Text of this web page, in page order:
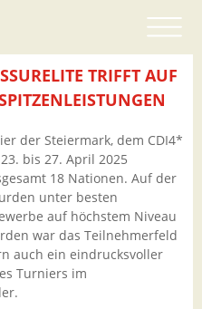
TRIFFT AUF
der Steiermark, dem CDI4*
bis 27. April 2025
18 Nationen. Auf der
unter besten
auf höchstem Niveau
war das Teilnehmerfeld
auch ein eindrucksvoller
Turniers im